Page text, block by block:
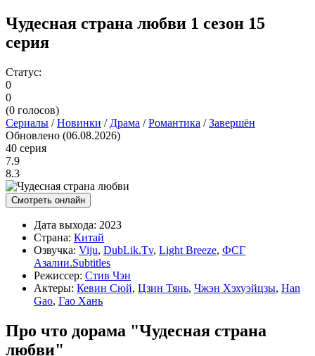
Чудесная страна любви 1 сезон 15
серия
Статус:
0
0
(0 голосов)
Сериалы /Новинки / Драма /Романтика /Завершён
Обновлено (06.08.2026)
40 серия
7.9
8.3
Смотреть онлайн
Дата выхода: 2023
Страна: Китай
Озвучка: Viju, DubLik.Tv, Light Breeze, ФСГ
Азалии.Subtitles
Режиссер: Стив Чэн
Актеры: Кевин Сюй, Цзин Тянь, Чжэн Хэхуэйцзы, Han
Gao, Гао Хань
Про что дорама "Чудесная страна
любви"